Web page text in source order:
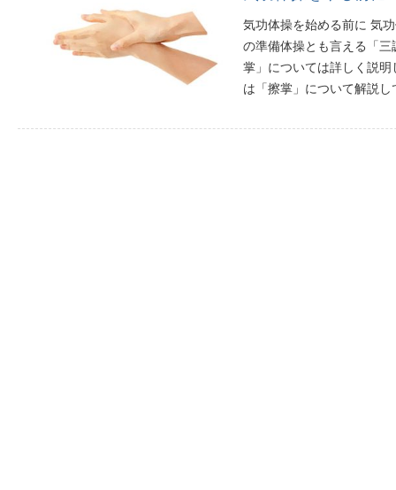
気功体操を始める前に 気
の準備体操とも言える「
掌」については詳しく説
は「擦掌」について解説